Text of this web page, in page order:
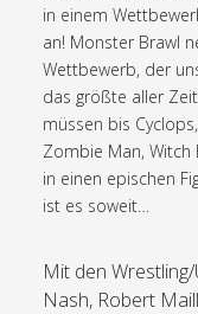
in einem
an! Monster Brawl
Wettbewerb, der
das größte aller
müssen bis
Zombie Man, Witch
in einen epischen
ist es soweit…
Mit den
Nash, Robert